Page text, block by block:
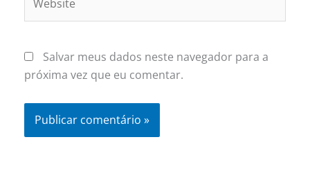
Salvar meus dados neste navegador para a
próxima vez que eu comentar.